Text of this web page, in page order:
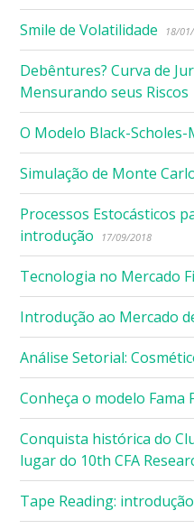
Smile de Volatilidade 18/
Debêntures? Curva de
Mensurando seus Riscos
O Modelo Black-
Simulação de Monte
Processos Estocásticos
introdução
17/09/2018
Tecnologia no Mercado
Introdução ao Mercado
Análise Setorial:
Conheça o modelo Fama
Conquista histórica do
lugar do 10th CFA
Tape Reading: